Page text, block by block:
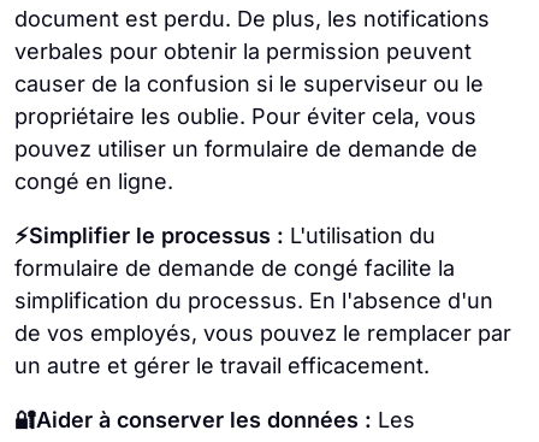
document est perdu. De plus, les notifications
verbales pour obtenir la permission peuvent
causer de la confusion si le superviseur ou le
propriétaire les oublie. Pour éviter cela, vous
pouvez utiliser un formulaire de demande de
congé en ligne.
⚡Simplifier le processus : L'utilisation du
formulaire de demande de congé facilite la
simplification du processus. En l'absence d'un
de vos employés, vous pouvez le remplacer par
un autre et gérer le travail efficacement.
🔐Aider à conserver les données : Les